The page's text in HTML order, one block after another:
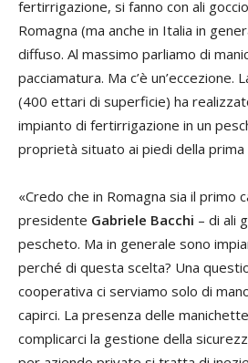
fertirrigazione, si fanno con ali
Romagna (ma anche in Italia in
diffuso. Al massimo parliamo di
pacciamatura. Ma c’è un’eccezione.
(400 ettari di superficie) ha
impianto di fertirrigazione in un
proprietà situato ai piedi della prima
«Credo che in Romagna sia il primo
presidente Gabriele Bacchi – di ali
pescheto. Ma in generale sono
perché di questa scelta? Una
cooperativa ci serviamo solo di
capirci. La presenza delle
complicarci la gestione della